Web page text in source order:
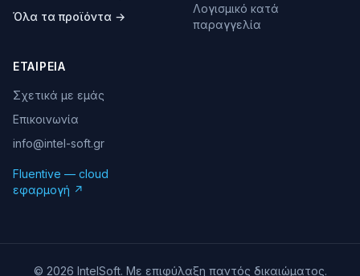
Όλα τα προϊόντα →
Λογισμικό κατά
παραγγελία
ΕΤΑΙΡΕΊΑ
Σχετικά με εμάς
Επικοινωνία
info@intel-soft.gr
Fluentive — cloud
εφαρμογή ↗
© 2026 IntelSoft. Με επιφύλαξη παντός δικαιώματος.